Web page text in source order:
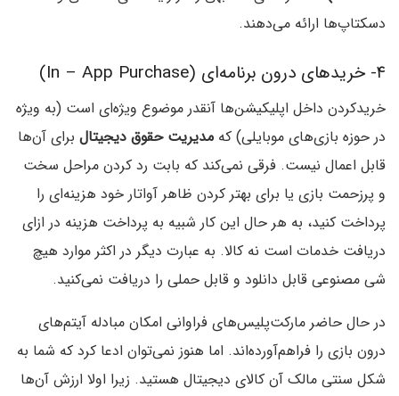
دسکتاپ‌ها ارائه می‌دهند.
۴- خریدهای درون برنامه‌ای (In – App Purchase)
خریدکردن داخل اپلیکیشن‌ها آنقدر موضوع ویژه‌ای است (به ویژه
در حوزه بازی‌های موبایلی) که مدیریت حقوق دیجیتال برای آن‌ها
قابل اعمال نیست. فرقی نمی‌کند که بابت رد کردن مراحل سخت
و پرزحمت بازی یا برای بهتر کردن ظاهر آواتار خود هزینه‌ای را
پرداخت کنید، به هر حال این کار شبیه به پرداخت هزینه در ازای
دریافت خدمات است نه کالا. به عبارت دیگر در اکثر موارد هیچ
شی مصنوعی قابل دانلود و قابل حملی را دریافت نمی‌کنید.
در حال حاضر مارکت‌پلیس‌های فراوانی امکان مبادله آیتم‌های
درون بازی را فراهم‌آورده‌اند. اما هنوز نمی‌توان ادعا کرد که شما به
شکل سنتی مالک آن کالای دیجیتال هستید. زیرا اولا ارزش آن‌ها